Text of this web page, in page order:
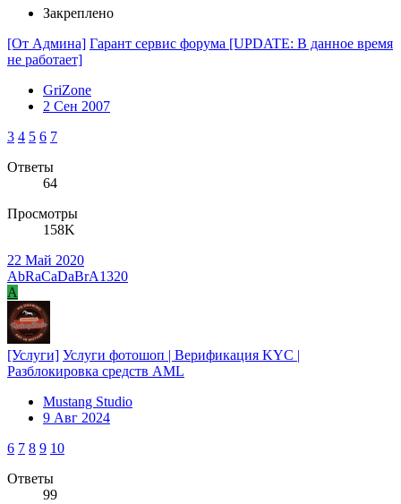
Закреплено
[От Админа] Гарант сервис форума [UPDATE: В данное время
не работает]
GriZone
2 Сен 2007
3 4 5 6 7
Ответы
64
Просмотры
158K
22 Май 2020
AbRaCaDaBrA1320
A
[Услуги] Услуги фотошоп | Верификация KYC |
Разблокировка средств AML
Mustang Studio
9 Авг 2024
6 7 8 9 10
Ответы
99